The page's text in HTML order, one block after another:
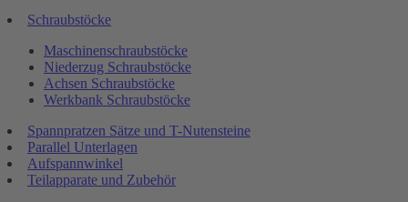
Schraubstöcke
Maschinenschraubstöcke
Niederzug Schraubstöcke
Achsen Schraubstöcke
Werkbank Schraubstöcke
Spannpratzen Sätze und T-Nutensteine
Parallel Unterlagen
Aufspannwinkel
Teilapparate und Zubehör